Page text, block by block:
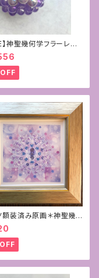
】神聖幾何学フラーレン~
カルセドニー×ラベンダ
スト10mm
額装済み原画＊神聖幾
ワーオブライフ＋フトマ
ト[覚醒]